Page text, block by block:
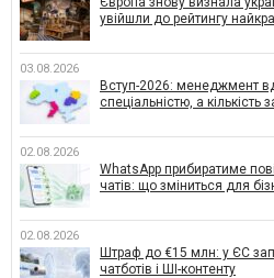
увійшли до рейтингу
03.08.2026
Вступ-2026: менеджмент
спеціальністю, а
02.08.2026
WhatsApp прибиратиме
чатів: що зміниться для
02.08.2026
Штраф до €15 млн: у ЄС
чатботів і ШІ-контенту